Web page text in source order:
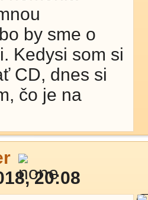
by sme o
Kedysi som si
CD, dnes si
čo je na
20:08